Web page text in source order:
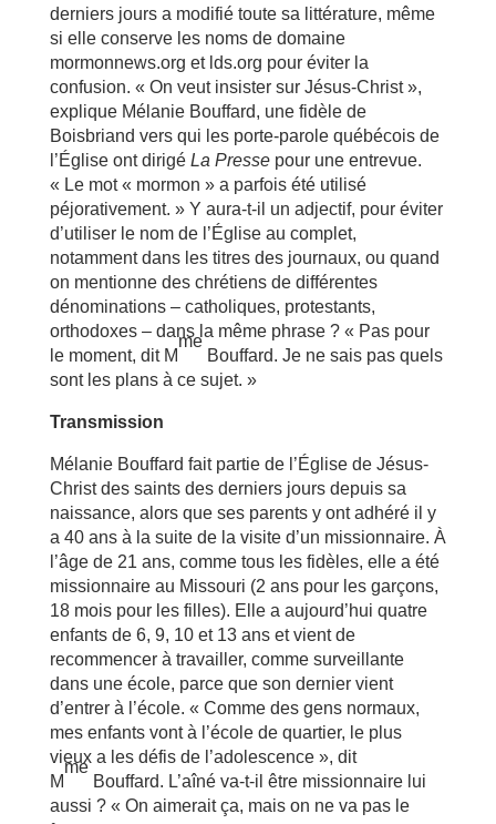
derniers jours a modifié toute sa littérature, même
si elle conserve les noms de domaine
mormonnews.org et lds.org pour éviter la
confusion. « On veut insister sur Jésus-Christ »,
explique Mélanie Bouffard, une fidèle de
Boisbriand vers qui les porte-parole québécois de
l’Église ont dirigé La Pressepour une entrevue.
« Le mot « mormon » a parfois été utilisé
péjorativement. » Y aura-t-il un adjectif, pour éviter
d’utiliser le nom de l’Église au complet,
notamment dans les titres des journaux, ou quand
on mentionne des chrétiens de différentes
dénominations – catholiques, protestants,
orthodoxes – dans la même phrase ? « Pas pour
le moment, dit M
me
Bouffard. Je ne sais pas quels
sont les plans à ce sujet. »
Transmission
Mélanie Bouffard fait partie de l’Église de Jésus-
Christ des saints des derniers jours depuis sa
naissance, alors que ses parents y ont adhéré il y
a 40 ans à la suite de la visite d’un missionnaire. À
l’âge de 21 ans, comme tous les fidèles, elle a été
missionnaire au Missouri (2 ans pour les garçons,
18 mois pour les filles). Elle a aujourd’hui quatre
enfants de 6, 9, 10 et 13 ans et vient de
recommencer à travailler, comme surveillante
dans une école, parce que son dernier vient
d’entrer à l’école. « Comme des gens normaux,
mes enfants vont à l’école de quartier, le plus
vieux a les défis de l’adolescence », dit
M
me
Bouffard. L’aîné va-t-il être missionnaire lui
aussi ? « On aimerait ça, mais on ne va pas le